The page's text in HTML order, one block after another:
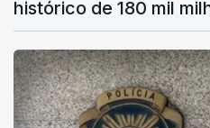
histórico de 180 mil